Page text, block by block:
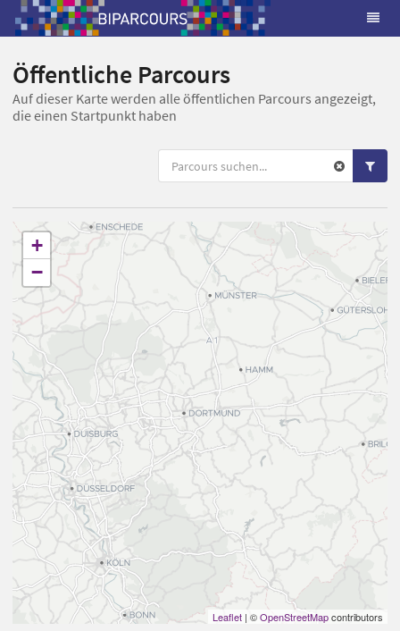
Öffentliche Parcours
Auf dieser Karte werden alle öffentlichen Parcours angezeigt,
die einen Startpunkt haben
+
−
Leaflet | ©OpenStreetMapcontributors